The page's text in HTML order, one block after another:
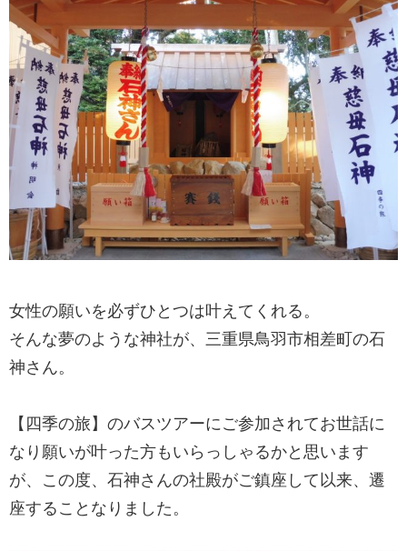
女性の願いを必ずひとつは叶えてくれる。
そんな夢のような神社が、三重県鳥羽市相差町の石
神さん。
【四季の旅】のバスツアーにご参加されてお世話に
なり願いが叶った方もいらっしゃるかと思います
が、この度、石神さんの社殿がご鎮座して以来、遷
座することなりました。